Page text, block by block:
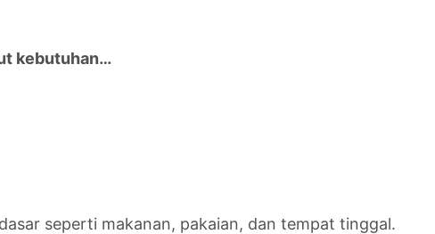
kebutuhan…
seperti makanan, pakaian, dan tempat tinggal.